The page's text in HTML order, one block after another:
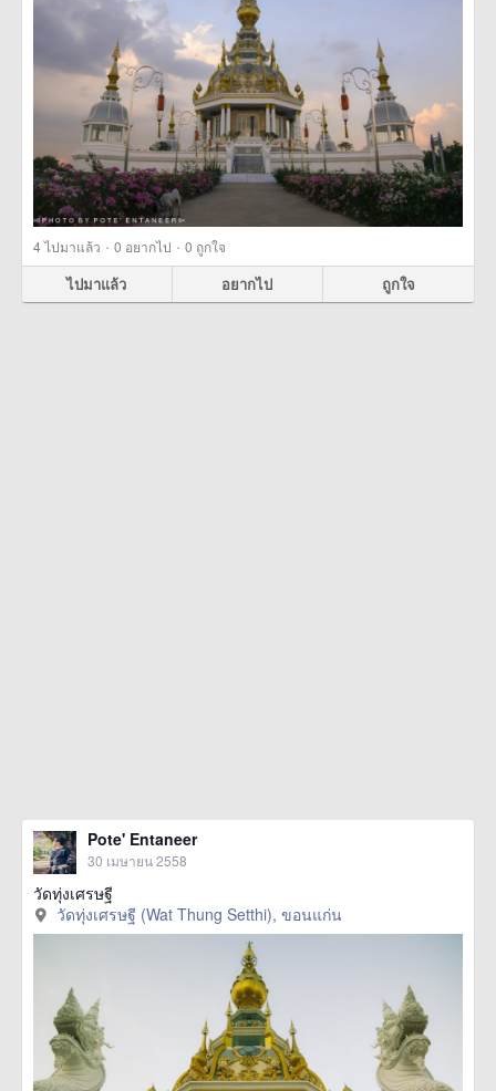
4ไปมาแล้ว · 0 อยากไป · 0 ถูกใจ
ไปมาแล้ว อยากไป ถูกใจ
Pote' Entaneer
30 เมษายน 2558
วัดทุ่งเศรษฐี
วัดทุ่งเศรษฐี (Wat Thung Setthi), ขอนแก่น